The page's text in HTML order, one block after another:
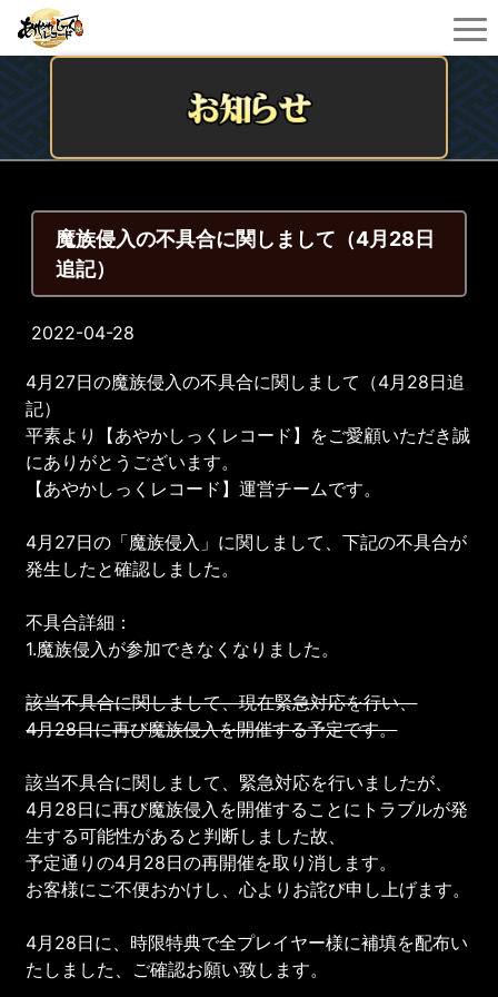
魔族侵入の不具合に関しまして（4月28日
追記）
2022-04-28
4月27日の魔族侵入の不具合に関しまして（4月28日追
記）
平素より【あやかしっくレコード】をご愛顧いただき誠
にありがとうございます。
【あやかしっくレコード】運営チームです。
4月27日の「魔族侵入」に関しまして、下記の不具合が
発生したと確認しました。
不具合詳細：
1.魔族侵入が参加できなくなりました。
該当不具合に関しまして、現在緊急対応を行い、
4月28日に再び魔族侵入を開催する予定です。
該当不具合に関しまして、緊急対応を行いましたが、
4月28日に再び魔族侵入を開催することにトラブルが発
生する可能性があると判断しました故、
予定通りの4月28日の再開催を取り消します。
お客様にご不便おかけし、心よりお詫び申し上げます。
4月28日に、時限特典で全プレイヤー様に補填を配布い
たしました、ご確認お願い致します。